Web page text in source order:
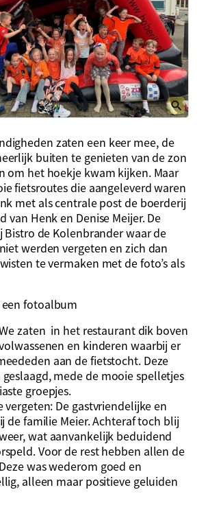
zaten een keer mee, de
buiten te genieten van de zon
om het hoekje kwam kijken. Maar
fietsroutes die aangeleverd waren
met als centrale post de boerderij
van Henk en Denise Meijer. De
Bistro de Kolenbrander waar de
werden vergeten en zich dan
te vermaken met de foto’s als
fotoalbum
zaten in het restaurant dik boven
en kinderen waarbij er
aan de fietstocht. Deze
mede de mooie spelletjes
groepjes.
vergeten: De gastvriendelijke en
de familie Meier. Achteraf toch blij
wat aanvankelijk beduidend
Voor de rest hebben allen de
was wederom goed en
alleen maar positieve geluiden